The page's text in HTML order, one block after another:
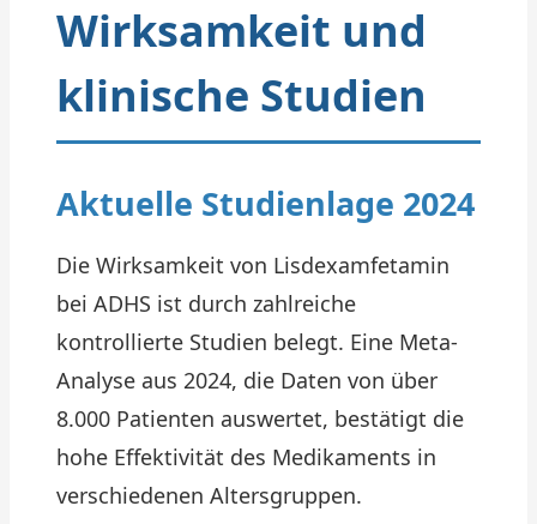
Wirksamkeit und
klinische Studien
Aktuelle Studienlage 2024
Die Wirksamkeit von Lisdexamfetamin
bei ADHS ist durch zahlreiche
kontrollierte Studien belegt. Eine Meta-
Analyse aus 2024, die Daten von über
8.000 Patienten auswertet, bestätigt die
hohe Effektivität des Medikaments in
verschiedenen Altersgruppen.